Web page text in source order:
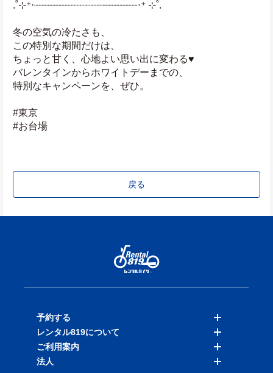
.˚⊹⁺‧┈┈┈┈┈┈┈┈┈┈┈┈┈┈┈┈┈‧⁺ ⊹˚.
冬の空気の冷たさも、
この特別な期間だけは、
ちょっと甘く、心地よい思い出に変わる♥️
バレンタインからホワイトデーまでの、
特別なキャンペーンを、ぜひ。
#東京
#お台場
戻る
予約する
バイクを探す
店舗を探す
レンタル819について
料金表
ご利用案内
法人